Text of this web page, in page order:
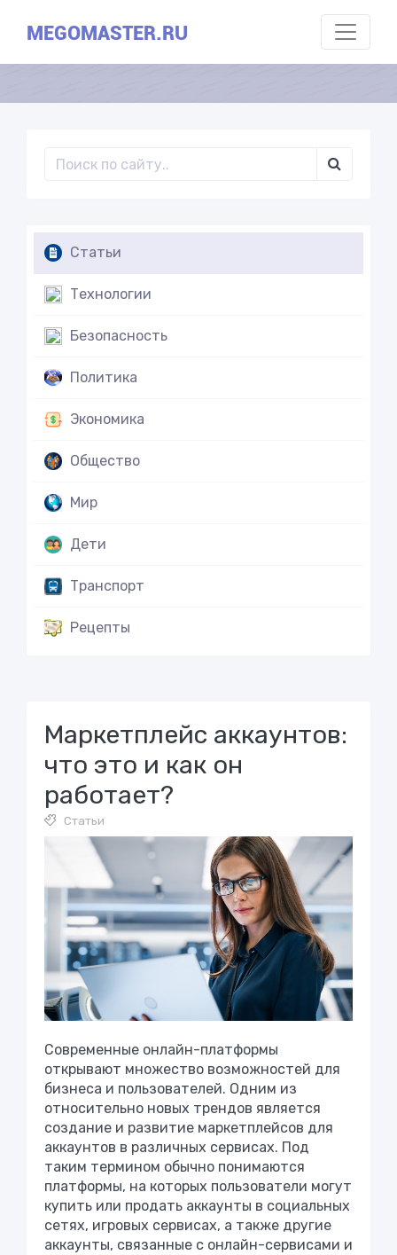
MEGOMASTER.RU
Статьи
Технологии
Безопасность
Политика
Экономика
Общество
Мир
Дети
Транспорт
Рецепты
Маркетплейс аккаунтов:
что это и как он
работает?
Статьи
Современные онлайн-платформы
открывают множество возможностей для
бизнеса и пользователей. Одним из
относительно новых трендов является
создание и развитие маркетплейсов для
аккаунтов в различных сервисах. Под
таким термином обычно понимаются
платформы, на которых пользователи могут
купить или продать аккаунты в социальных
сетях, игровых сервисах, а также другие
аккаунты, связанные с онлайн-сервисами и